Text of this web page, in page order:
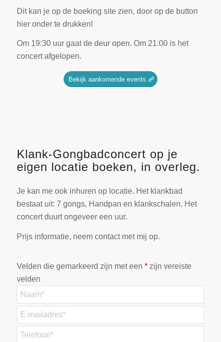
Dit kan je op de boeking site zien, door op de button
hier onder te drukken!
Om 19:30 uur gaat de deur open. Om 21:00 is het
concert afgelopen.
Bekijk aankomende events
Klank-Gongbadconcert op je
eigen locatie boeken, in overleg.
Je kan me ook inhuren op locatie. Het klankbad
bestaat uit: 7 gongs, Handpan en klankschalen. Het
concert duurt ongeveer een uur.
Prijs informatie, neem contact met mij op.
Velden die gemarkeerd zijn met een *zijn vereiste
velden